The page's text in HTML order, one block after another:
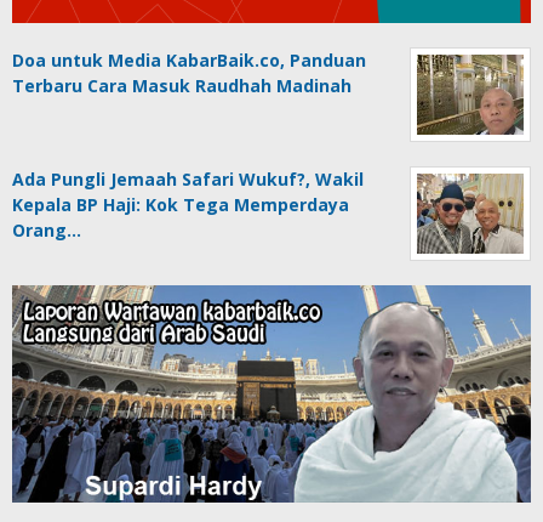
Doa untuk Media KabarBaik.co, Panduan
Terbaru Cara Masuk Raudhah Madinah
Ada Pungli Jemaah Safari Wukuf?, Wakil
Kepala BP Haji: Kok Tega Memperdaya
Orang…